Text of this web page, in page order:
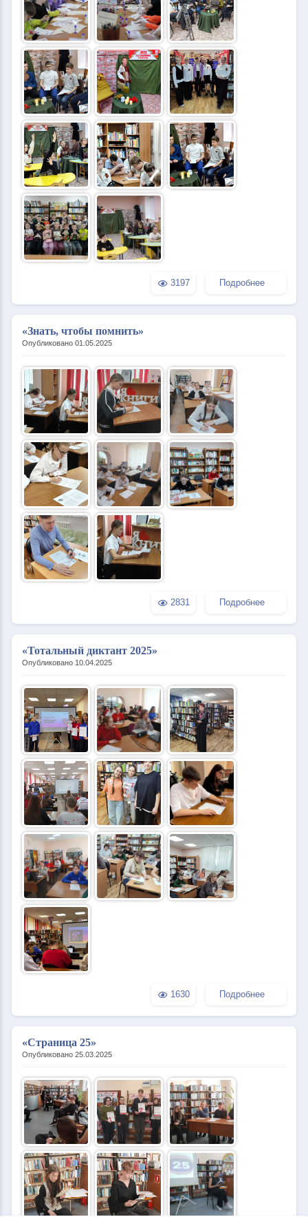
3197 Подробнее
«Знать, чтобы помнить»
Опубликовано 01.05.2025
2831 Подробнее
«Тотальный диктант 2025»
Опубликовано 10.04.2025
1630 Подробнее
«Страница 25»
Опубликовано 25.03.2025